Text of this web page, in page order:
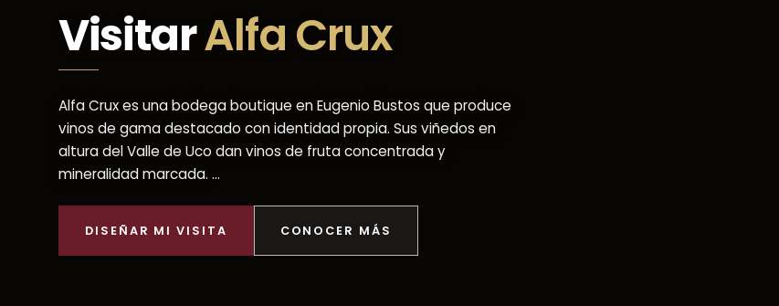
VisitarAlfa Crux
Alfa Crux es una bodega boutique en Eugenio Bustos que produce
vinos de gama destacado con identidad propia. Sus viñedos en
altura del Valle de Uco dan vinos de fruta concentrada y
mineralidad marcada. ...
DISEÑAR MI VISITA CONOCER MÁS